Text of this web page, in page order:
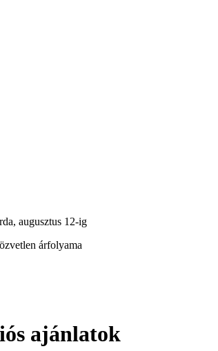
augusztus 12-ig
árfolyama
ajánlatok